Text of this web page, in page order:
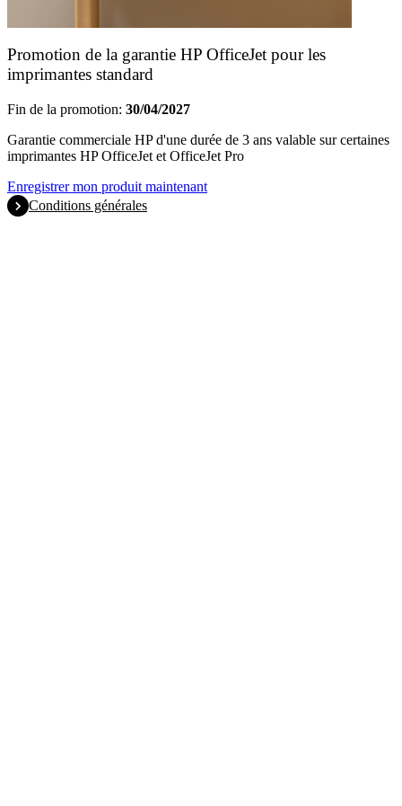
Promotion de la garantie HP OfficeJet pour les
imprimantes standard
Fin de la promotion: 30/04/2027
Garantie commerciale HP d'une durée de 3 ans valable sur certaines
imprimantes HP OfficeJet et OfficeJet Pro
Enregistrer mon produit maintenant
Conditions générales